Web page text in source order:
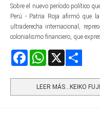
Sobre el nuevo período político
Perú - Patria Roja afirmó que
ultraderecha internacional,
colonialismo financiero, que
FacebookWhatsApp
LEER MÁS…KEIKO